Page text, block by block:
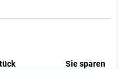
Sie sparen